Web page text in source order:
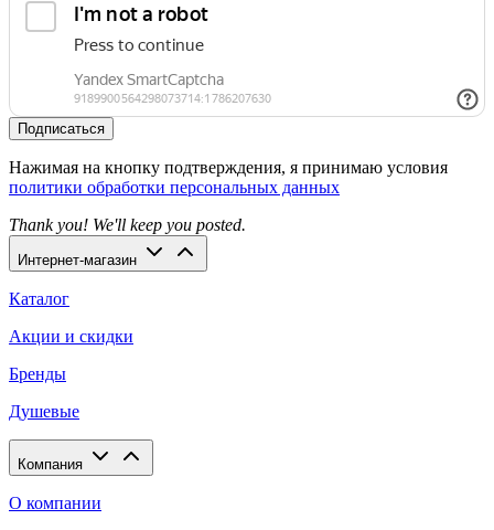
Подписаться
Нажимая на кнопку подтверждения, я принимаю условия
политики обработки персональных данных
Thank you! We'll keep you posted.
Интернет-магазин
Каталог
Акции и скидки
Бренды
Душевые
Компания
О компании